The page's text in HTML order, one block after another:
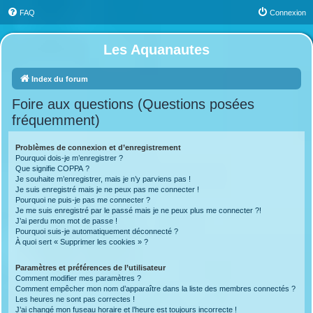
FAQ Connexion
Les Aquanautes
Index du forum
Foire aux questions (Questions posées
fréquemment)
Problèmes de connexion et d’enregistrement
Pourquoi dois-je m’enregistrer ?
Que signifie COPPA ?
Je souhaite m’enregistrer, mais je n’y parviens pas !
Je suis enregistré mais je ne peux pas me connecter !
Pourquoi ne puis-je pas me connecter ?
Je me suis enregistré par le passé mais je ne peux plus me connecter ?!
J’ai perdu mon mot de passe !
Pourquoi suis-je automatiquement déconnecté ?
À quoi sert « Supprimer les cookies » ?
Paramètres et préférences de l’utilisateur
Comment modifier mes paramètres ?
Comment empêcher mon nom d’apparaître dans la liste des membres connectés ?
Les heures ne sont pas correctes !
J’ai changé mon fuseau horaire et l’heure est toujours incorrecte !